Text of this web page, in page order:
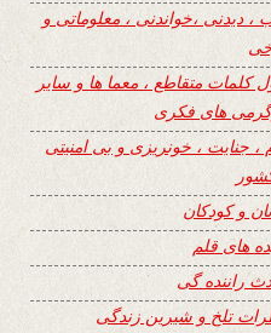
، دیدنی ،خواندنی ، معلوماتی و
کلمات متقاطع ، معما ها و سایر
های فکری
، جنایت ، خونریزی و بی امنیتی
و کودکان
های قلم
راننده گی
تلخ و شیرین زندگی